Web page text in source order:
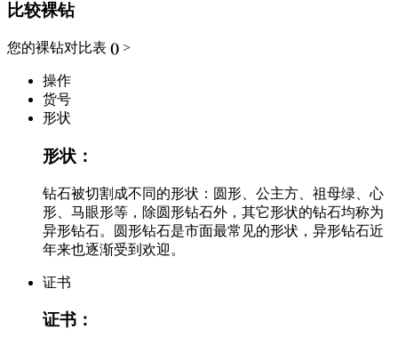
比较裸钻
您的裸钻对比表 () >
操作
货号
形状
形状：
钻石被切割成不同的形状：圆形、公主方、祖母绿、心
形、马眼形等，除圆形钻石外，其它形状的钻石均称为
异形钻石。圆形钻石是市面最常见的形状，异形钻石近
年来也逐渐受到欢迎。
证书
证书：